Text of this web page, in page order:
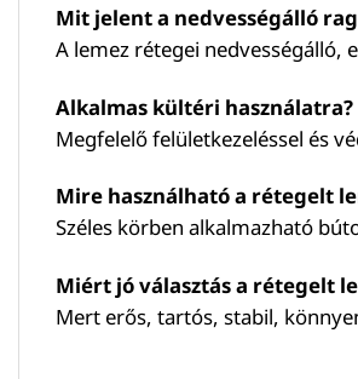
Mit jelent a nedvességálló
A lemez rétegei nedvességálló,
Alkalmas kültéri használatra?
Megfelelő felületkezeléssel és
Mire használható a rétegelt
Széles körben alkalmazható
Miért jó választás a rétegelt
Mert erős, tartós, stabil,